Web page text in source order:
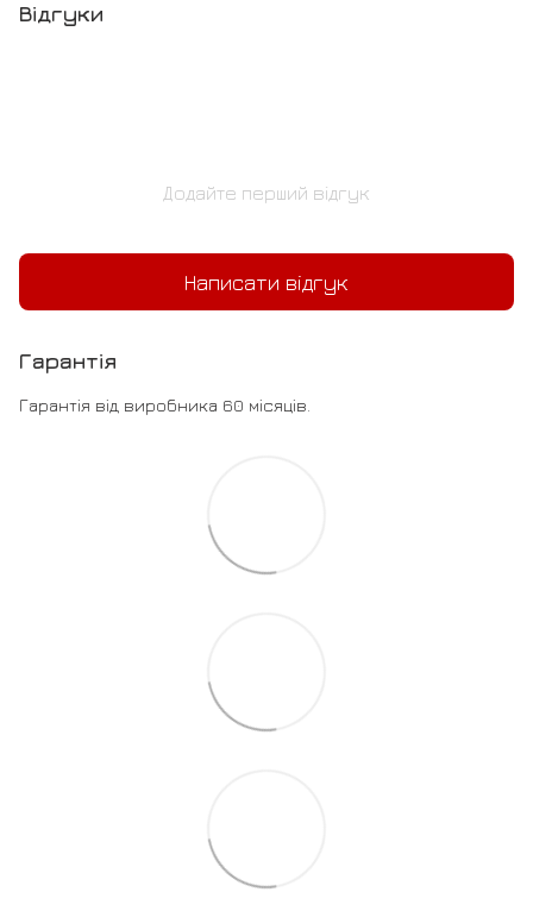
Відгуки
Додайте перший відгук
Написати відгук
Гарантія
Гарантія від виробника 60 місяців.